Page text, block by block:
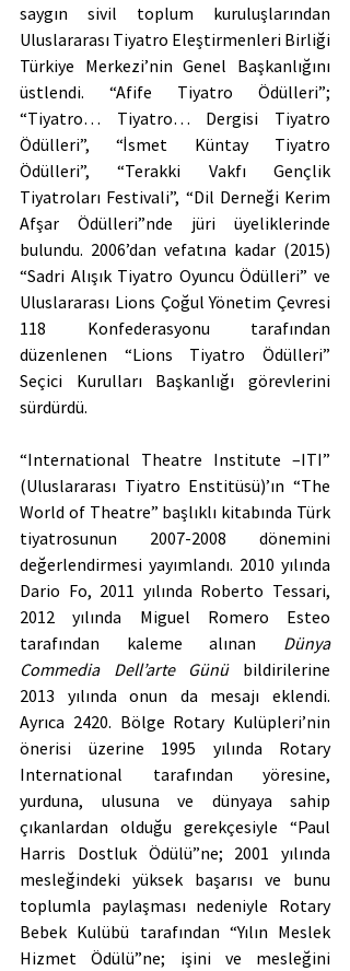
saygın sivil toplum kuruluşlarından
Uluslararası Tiyatro Eleştirmenleri Birliği
Türkiye Merkezi’nin Genel Başkanlığını
üstlendi. “Afife Tiyatro Ödülleri”;
“Tiyatro… Tiyatro… Dergisi Tiyatro
Ödülleri”, “İsmet Küntay Tiyatro
Ödülleri”, “Terakki Vakfı Gençlik
Tiyatroları Festivali”, “Dil Derneği Kerim
Afşar Ödülleri”nde jüri üyeliklerinde
bulundu. 2006’dan vefatına kadar (2015)
“Sadri Alışık Tiyatro Oyuncu Ödülleri” ve
Uluslararası Lions Çoğul Yönetim Çevresi
118 Konfederasyonu tarafından
düzenlenen “Lions Tiyatro Ödülleri”
Seçici Kurulları Başkanlığı görevlerini
sürdürdü.
“International Theatre Institute –ITI”
(Uluslararası Tiyatro Enstitüsü)’ın “The
World of Theatre” başlıklı kitabında Türk
tiyatrosunun 2007-2008 dönemini
değerlendirmesi yayımlandı. 2010 yılında
Dario Fo, 2011 yılında Roberto Tessari,
2012 yılında Miguel Romero Esteo
tarafından kaleme alınan Dünya
Commedia Dell’arte Günü bildirilerine
2013 yılında onun da mesajı eklendi.
Ayrıca 2420. Bölge Rotary Kulüpleri’nin
önerisi üzerine 1995 yılında Rotary
International tarafından yöresine,
yurduna, ulusuna ve dünyaya sahip
çıkanlardan olduğu gerekçesiyle “Paul
Harris Dostluk Ödülü”ne; 2001 yılında
mesleğindeki yüksek başarısı ve bunu
toplumla paylaşması nedeniyle Rotary
Bebek Kulübü tarafından “Yılın Meslek
Hizmet Ödülü”ne; işini ve mesleğini